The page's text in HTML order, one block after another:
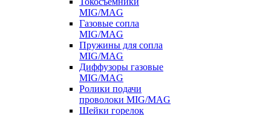
MIG/MAG
Газовые сопла
MIG/MAG
Пружины для сопла
MIG/MAG
Диффузоры газовые
MIG/MAG
Ролики подачи
проволоки MIG/MAG
Шейки горелок